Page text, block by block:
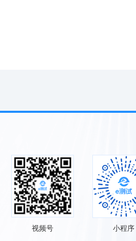
视频号 小程序